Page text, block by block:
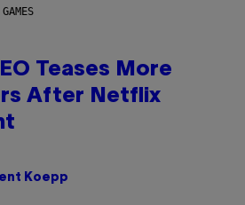
Teases More
After Netflix
Koepp